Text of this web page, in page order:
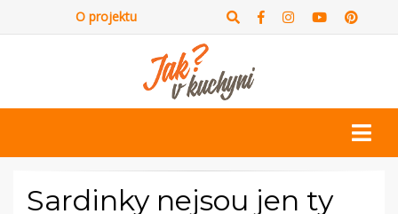
O projektu
Sardinky nejsou jen ty